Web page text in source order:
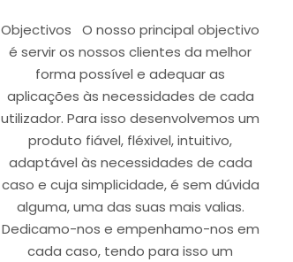
Objectivos O nosso principal objectivo
é servir os nossos clientes da melhor
forma possível e adequar as
aplicações às necessidades de cada
utilizador. Para isso desenvolvemos um
produto fiável, fléxivel, intuitivo,
adaptável às necessidades de cada
caso e cuja simplicidade, é sem dúvida
alguma, uma das suas mais valias.
Dedicamo-nos e empenhamo-nos em
cada caso, tendo para isso um